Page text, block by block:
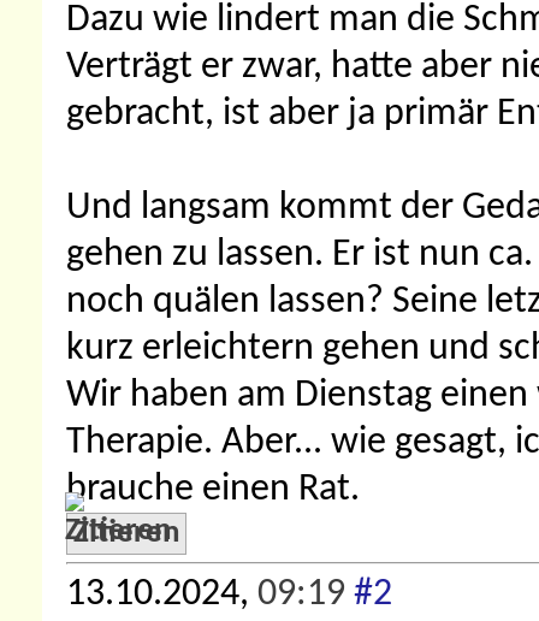
Dazu wie lindert man die
Verträgt er zwar, hatte aber
gebracht, ist aber ja primär
Und langsam kommt der
gehen zu lassen. Er ist nun
noch quälen lassen? Seine
kurz erleichtern gehen und
Wir haben am Dienstag
Therapie. Aber... wie gesagt,
brauche einen Rat.
Zitieren
13.10.2024, 09:19 #2